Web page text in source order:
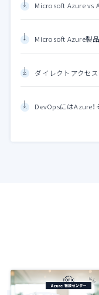
Microsoft Azure vs
Microsoft Azure製
ダイレクトアクセ
DevOpsにはAzure